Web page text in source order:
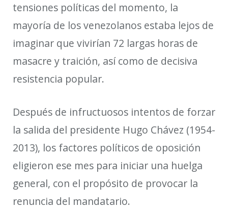
tensiones políticas del momento, la
mayoría de los venezolanos estaba lejos de
imaginar que vivirían 72 largas horas de
masacre y traición, así como de decisiva
resistencia popular.
Después de infructuosos intentos de forzar
la salida del presidente Hugo Chávez (1954-
2013), los factores políticos de oposición
eligieron ese mes para iniciar una huelga
general, con el propósito de provocar la
renuncia del mandatario.